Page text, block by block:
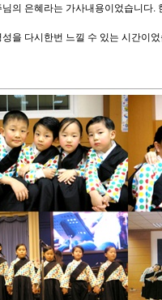
의 은혜라는 가사내용이었습니
을 다시한번 느낄 수 있는 시간이